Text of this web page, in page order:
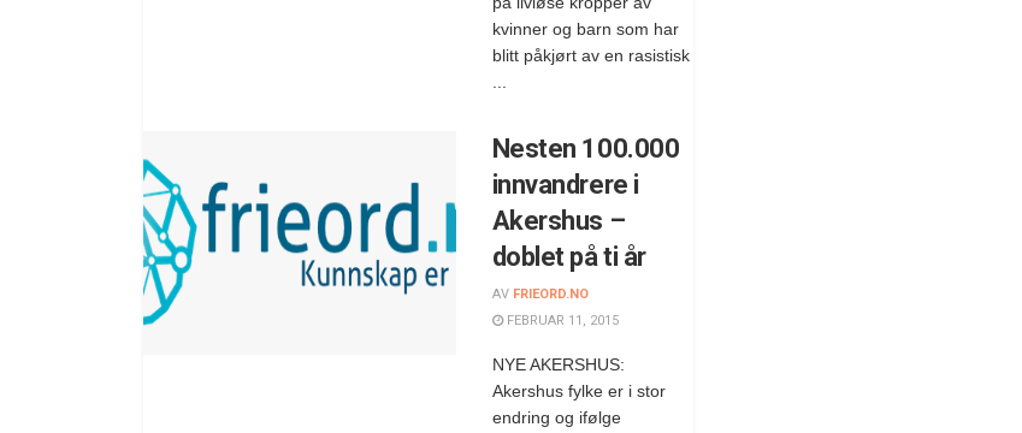
kvinner og barn som har
blitt påkjørt av en rasistisk
Nesten 100.000
innvandrere i
Akershus –
doblet på ti år
AV FRIEORD.NO
FEBRUAR 11, 2015
NYE AKERSHUS:
Akershus fylke er i stor
endring og ifølge